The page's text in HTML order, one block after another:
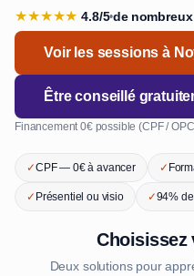
★★★★★ 4.8/5•de
Voir les sessions à
Être conseillé
Financement 0€ possible (CPF /
✓CPF — 0€ à avancer ✓
✓Présentiel ou visio ✓94%
Choisissez
Deux solutions pour